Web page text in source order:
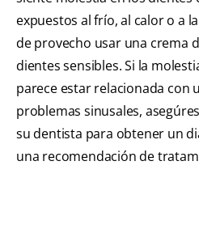
expuestos al frío, al calor o a
de provecho usar una crema
dientes sensibles. Si la
parece estar relacionada con
problemas sinusales,
su dentista para obtener un
una recomendación de